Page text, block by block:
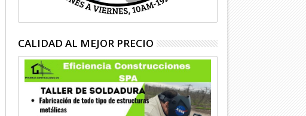
CALIDAD AL MEJOR PRECIO